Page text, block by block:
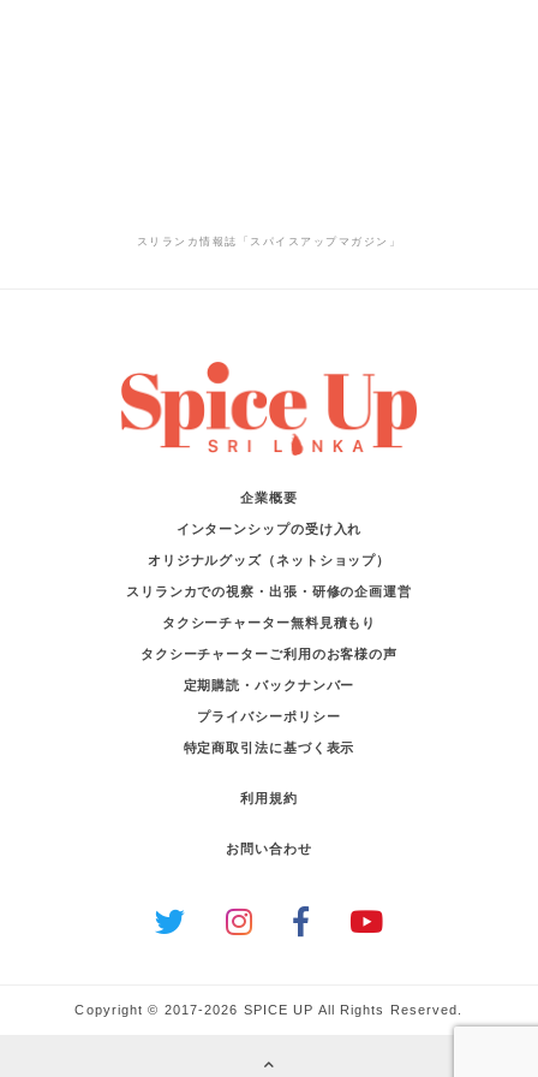
スリランカ情報誌「スパイスアップマガジン」
企業概要
インターンシップの受け入れ
オリジナルグッズ（ネットショップ）
スリランカでの視察・出張・研修の企画運営
タクシーチャーター無料見積もり
タクシーチャーターご利用のお客様の声
定期購読・バックナンバー
プライバシーポリシー
特定商取引法に基づく表示
利用規約
お問い合わせ
Copyright © 2017-2026 SPICE UP All Rights Reserved.